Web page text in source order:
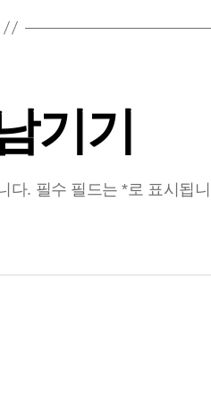
기기
다. 필수 필드는*로 표시됩